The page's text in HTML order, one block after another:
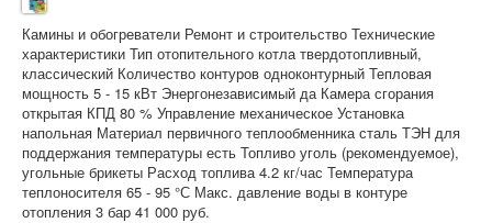
Камины и обогреватели Ремонт и строительство Технические
характеристики Тип отопительного котла твердотопливный,
классический Количество контуров одноконтурный Тепловая
мощность 5 - 15 кВт Энергонезависимый да Камера сгорания
открытая КПД 80 % Управление механическое Установка
напольная Материал первичного теплообменника сталь ТЭН для
поддержания температуры есть Топливо уголь (рекомендуемое),
угольные брикеты Расход топлива 4.2 кг/час Температура
теплоносителя 65 - 95 °С Макс. давление воды в контуре
отопления 3 бар 41 000 руб.